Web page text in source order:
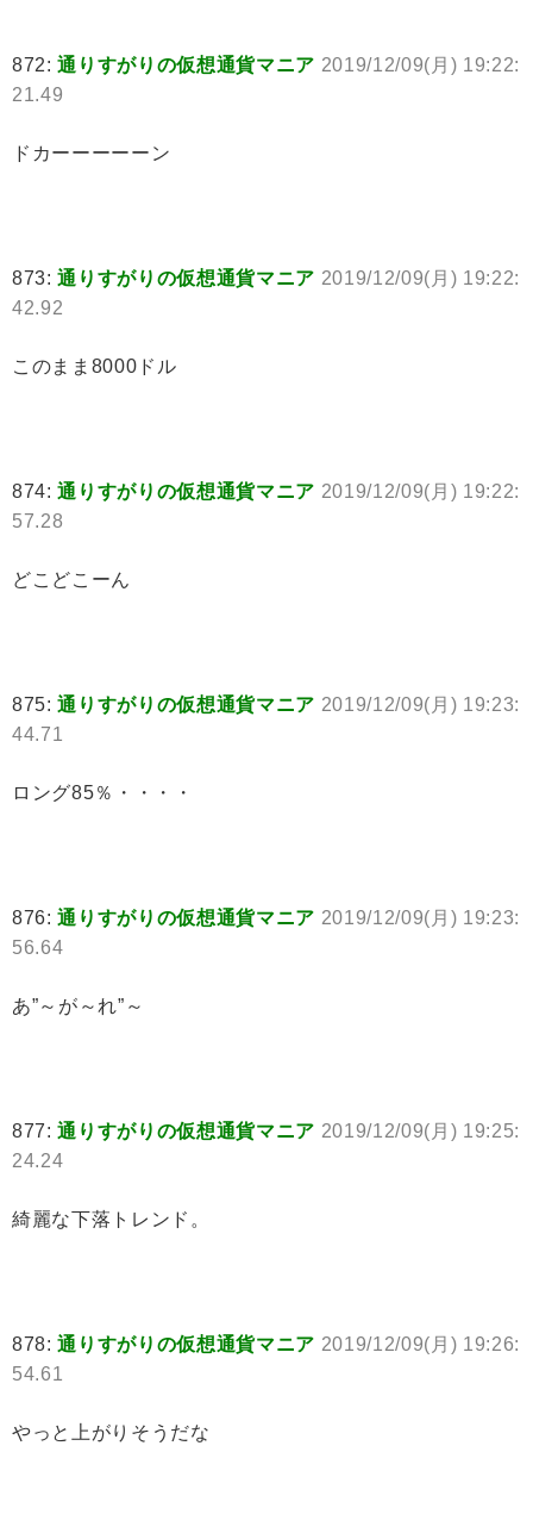
872:通りすがりの仮想通貨マニア 2019/12/09(月) 19:22:
21.49
ドカーーーーーン
873:通りすがりの仮想通貨マニア 2019/12/09(月) 19:22:
42.92
このまま8000ドル
874:通りすがりの仮想通貨マニア 2019/12/09(月) 19:22:
57.28
どこどこーん
875:通りすがりの仮想通貨マニア 2019/12/09(月) 19:23:
44.71
ロング85％・・・・
876:通りすがりの仮想通貨マニア 2019/12/09(月) 19:23:
56.64
あ”～が～れ”～
877:通りすがりの仮想通貨マニア 2019/12/09(月) 19:25:
24.24
綺麗な下落トレンド。
878:通りすがりの仮想通貨マニア 2019/12/09(月) 19:26:
54.61
やっと上がりそうだな